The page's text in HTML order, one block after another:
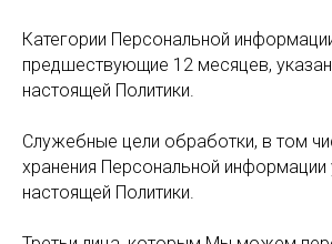
Категории Персональной
предшествующие 12 месяцев,
настоящей Политики.
Служебные цели обработки, в том
хранения Персональной информации
настоящей Политики.